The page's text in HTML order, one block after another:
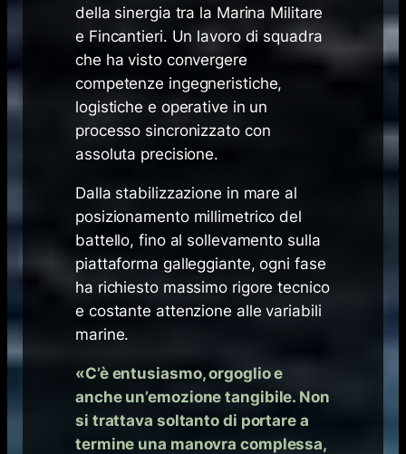
della sinergia tra la Marina Militare
e Fincantieri. Un lavoro di squadra
che ha visto convergere
competenze ingegneristiche,
logistiche e operative in un
processo sincronizzato con
assoluta precisione.
Dalla stabilizzazione in mare al
posizionamento millimetrico del
battello, fino al sollevamento sulla
piattaforma galleggiante, ogni fase
ha richiesto massimo rigore tecnico
e costante attenzione alle variabili
marine.
«C’è entusiasmo, orgoglio e
anche un’emozione tangibile. Non
si trattava soltanto di portare a
termine una manovra complessa,